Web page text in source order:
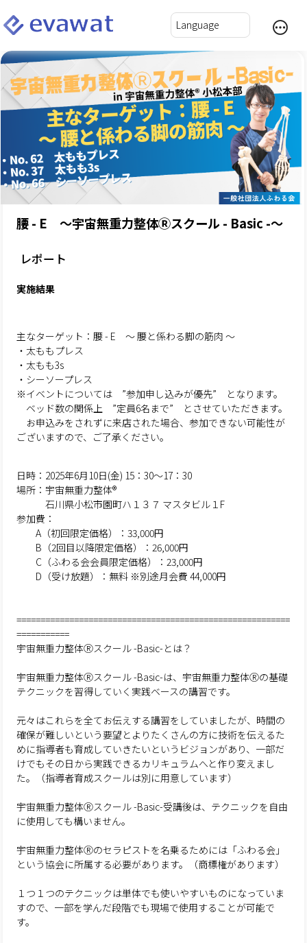
腰 - E ～宇宙無重力整体Ⓡスクール - Basic -～
レポート
実施結果
主なターゲット：腰 - E ～ 腰と係わる脚の筋肉 ～
・太ももプレス
・太もも3s
・シーソープレス
※イベントについては ”参加申し込みが優先” となります。
ベッド数の関係上 ”定員6名まで” とさせていただきます。
お申込みをされずに来店された場合、参加できない可能性が
ございますので、ご了承ください。
日時：2025年6月10日(金) 15：30～17：30
場所：宇宙無重力整体®
石川県小松市園町ハ１３７ マスタビル１F
参加費：
A（初回限定価格）：33,000円
B（2回目以降限定価格）：26,000円
C（ふわる会会員限定価格）：23,000円
D（受け放題）：無料 ※別途月会費 44,000円
=========================================================
===========
宇宙無重力整体Ⓡスクール -Basic-とは？
宇宙無重力整体Ⓡスクール -Basic-は、宇宙無重力整体Ⓡの基礎
テクニックを習得していく実践ベースの講習です。
元々はこれらを全てお伝えする講習をしていましたが、時間の
確保が難しいという要望とよりたくさんの方に技術を伝えるた
めに指導者も育成していきたいというビジョンがあり、一部だ
けでもその日から実践できるカリキュラムへと作り変えまし
た。（指導者育成スクールは別に用意しています）
宇宙無重力整体Ⓡスクール -Basic-受講後は、テクニックを自由
に使用しても構いません。
宇宙無重力整体Ⓡのセラピストを名乗るためには「ふわる会」
という協会に所属する必要があります。（商標権があります）
１つ１つのテクニックは単体でも使いやすいものになっていま
すので、一部を学んだ段階でも現場で使用することが可能で
す。